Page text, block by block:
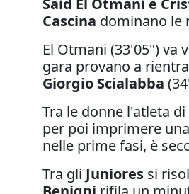
Said El Otmani e
Cascina dominano le
El Otmani (33'05") va
gara provano a
Giorgio Scialabba
Tra le donne l'atleta
per poi imprimere
nelle prime fasi, è
Tra gli Juniores si